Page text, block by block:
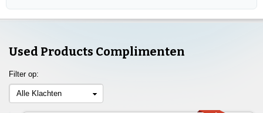
Used Products Complimenten
Filter op:
Alle Klachten